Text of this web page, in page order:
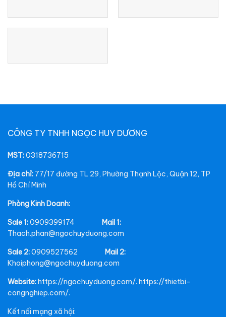
CÔNG TY TNHH NGỌC HUY DƯƠNG
MST:0318736715
Địa chỉ: 77/17 đường TL 29, Phường Thạnh Lộc, Quận 12, TP
Hồ Chí Minh
Phòng Kinh Doanh:
Sale 1:0909399174 Mail 1:
Thach.phan@ngochuyduong.com
Sale 2:0909527562 Mail 2:
Khoiphong@ngochuyduong.com
Website:https://ngochuyduong.com/. https://thietbi-
congnghiep.com/.
Kết nối mạng xã hội: